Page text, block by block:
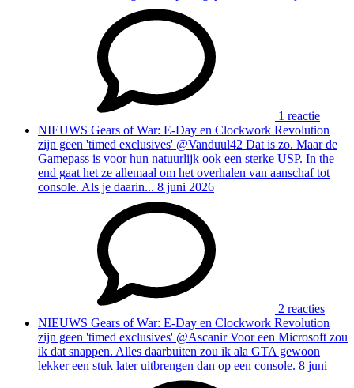
1 reactie
NIEUWS Gears of War: E-Day en Clockwork Revolution
zijn geen 'timed exclusives' @Vanduul42 Dat is zo. Maar de
Gamepass is voor hun natuurlijk ook een sterke USP. In the
end gaat het ze allemaal om het overhalen van aanschaf tot
console. Als je daarin... 8 juni 2026
2 reacties
NIEUWS Gears of War: E-Day en Clockwork Revolution
zijn geen 'timed exclusives' @Ascanir Voor een Microsoft zou
ik dat snappen. Alles daarbuiten zou ik ala GTA gewoon
lekker een stuk later uitbrengen dan op een console. 8 juni